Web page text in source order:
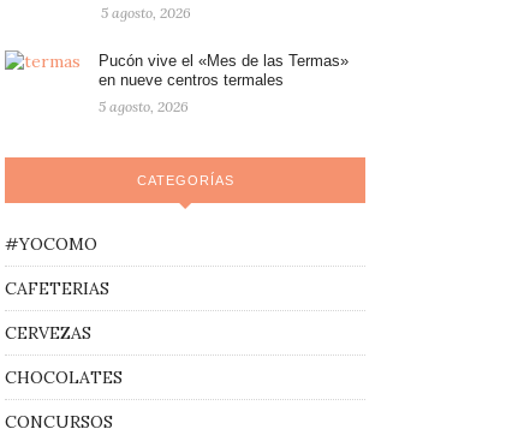
5 agosto, 2026
Pucón vive el «Mes de las Termas»
en nueve centros termales
5 agosto, 2026
CATEGORÍAS
#YOCOMO
CAFETERIAS
CERVEZAS
CHOCOLATES
CONCURSOS